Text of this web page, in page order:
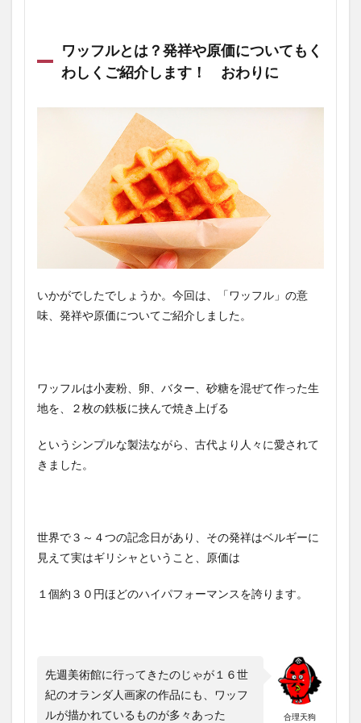
ワッフルとは？発祥や原価についてもく
わしくご紹介します！ おわりに
いかがでしたでしょうか。今回は、「ワッフル」の意
味、発祥や原価についてご紹介しました。
ワッフルは小麦粉、卵、バター、砂糖を混ぜて作った生
地を、２枚の鉄板に挟んで焼き上げる
というシンプルな製法ながら、古代より人々に愛されて
きました。
世界で３～４つの記念日があり、その発祥はベルギーに
見えて実はギリシャということ、原価は
１個約３０円ほどのハイパフォーマンスを誇ります。
合理天狗
先週美術館に行ってきたのじゃが１６世
紀のオランダ人画家の作品にも、ワッフ
ルが描かれているものが多々あった